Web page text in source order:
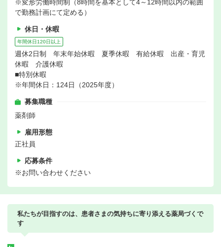
※変形労働時間制（8時間を基本として4～12時間以内の範囲
で勤務計画にて定める）
休日・休暇
年間休日120日以上
週休2日制 年末年始休暇 夏季休暇 有給休暇 出産・育児
休暇 介護休暇
■特別休暇
※年間休日：124日（2025年度）
募集職種
薬剤師
雇用形態
正社員
応募条件
※お問い合わせください
私たちが目指すのは、患者さまの気持ちに寄り添える薬局づくで
す